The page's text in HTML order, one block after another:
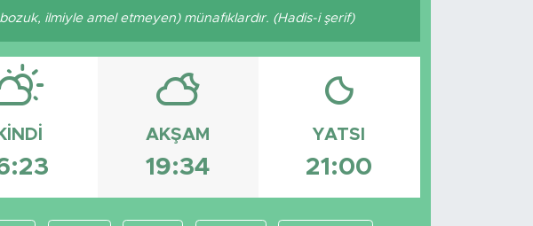
ilmiyle amel etmeyen) münafıklardır. (Hadis-i şerif)
AKŞAM
19:34
YATSI
21:00